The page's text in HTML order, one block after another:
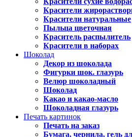
Красители
Красители натуральные
Пыльца цветочная
Краситель распылитель
Красители в наборах
Шоколад
Декор из шоколада
Фигурки шок. глазурь
Велюр шоколадный
Шоколад
Какао и какао-масло
Шоколадная глазурь
Печать картинок
Печать на заказ
Бумага, чернила, гель